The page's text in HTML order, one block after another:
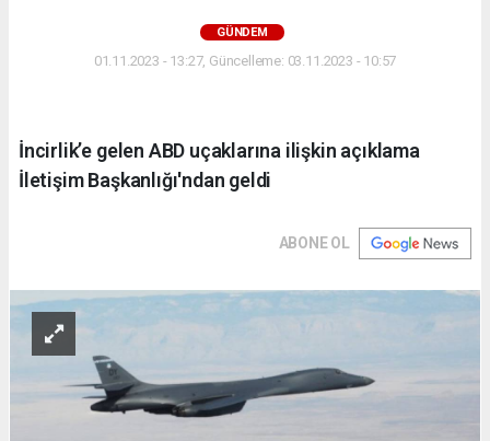
GÜNDEM
01.11.2023 - 13:27, Güncelleme: 03.11.2023 - 10:57
İncirlik’e gelen ABD uçaklarına ilişkin açıklama
İletişim Başkanlığı'ndan geldi
ABONE OL